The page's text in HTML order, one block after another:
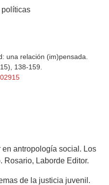
políticas
una relación (im)pensada.
138-159.
antropología social. Los
Rosario, Laborde Editor.
de la justicia juvenil.